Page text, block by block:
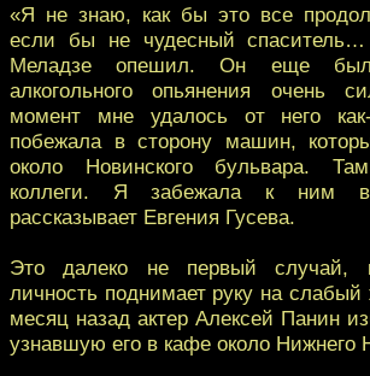
«Я не знаю, как бы это все
если бы не чудесный
Меладзе опешил. Он еще
алкогольного опьянения очень
момент мне удалось от него
побежала в сторону машин,
около Новинского бульвара.
коллеги. Я забежала к ним
рассказывает Евгения Гусева.
Это далеко не первый случай,
личность поднимает руку на слабый
месяц назад актер Алексей Панин
узнавшую его в кафе около Нижнего